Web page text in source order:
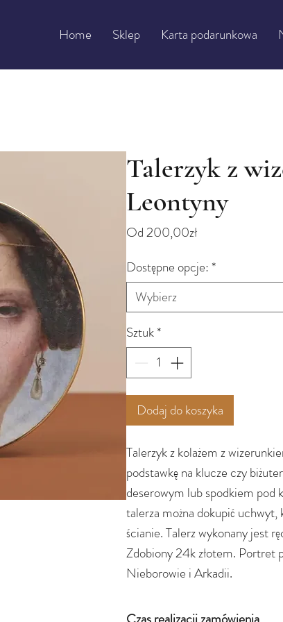
Home Sklep Karta podarunkowa
Talerzyk z
Leontyny
Od200,00złCena
Dostępne opcje: *
Wybierz
Sztuk*
Dodaj do koszyka
Talerzyk z kolażem z
podstawkę na klucze czy
deserowym lub spodkiem pod
talerza można dokupić
ścianie. Talerz wykonany jest
Zdobiony 24k złotem. Portret
Nieborowie i Arkadii.